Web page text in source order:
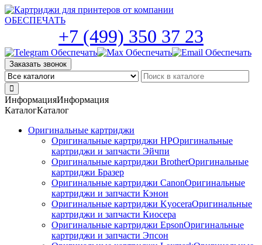
Skip
to
+7 (499) 350 37 23
Заказать звонок
ИнформацияИнформация
КаталогКаталог
Оригинальные картриджи
Оригинальные картриджи HPОригинальные
картриджи и запчасти Эйчпи
Оригинальные картриджи BrotherОригинальные
картриджи Бразер
Оригинальные картриджи CanonОригинальные
картриджи и запчасти Кэнон
Оригинальные картриджи KyoceraОригинальные
картриджи и запчасти Киосера
Оригинальные картриджи EpsonОригинальные
картриджи и запчасти Эпсон